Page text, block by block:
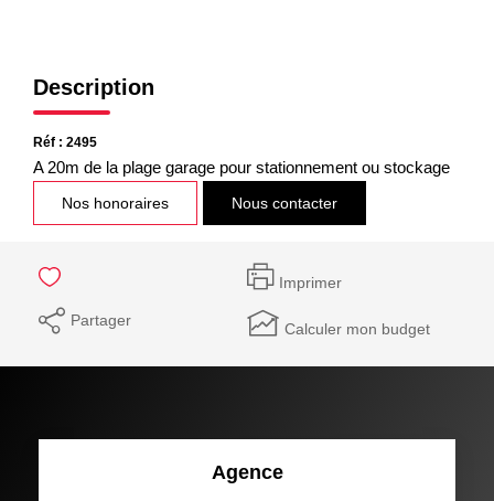
Description
Réf : 2495
A 20m de la plage garage pour stationnement ou stockage
Nos honoraires Nous contacter
Imprimer
Partager Calculer mon budget
Agence